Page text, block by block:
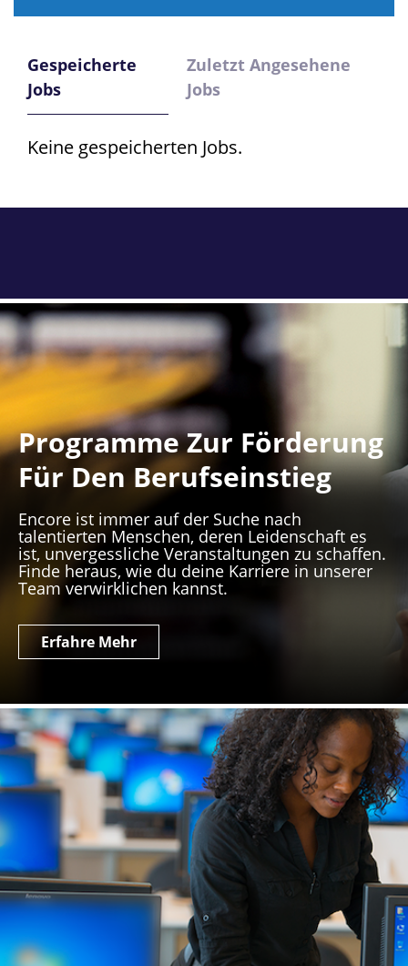
Gespeicherte
Jobs
Zuletzt Angesehene
Jobs
Keine gespeicherten Jobs.
Programme Zur Förderung
Für Den Berufseinstieg
Encore ist immer auf der Suche nach
talentierten Menschen, deren Leidenschaft es
ist, unvergessliche Veranstaltungen zu schaffen.
Finde heraus, wie du deine Karriere in unserer
Team verwirklichen kannst.
Erfahre Mehr